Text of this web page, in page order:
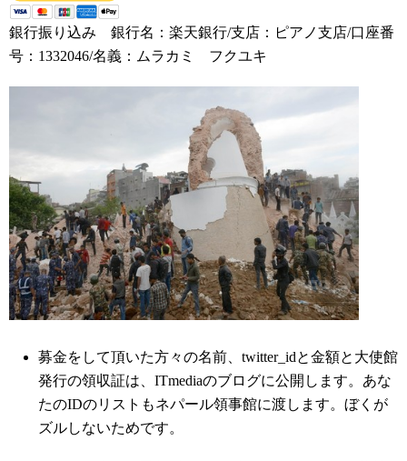
銀行振り込み 銀行名：楽天銀行/支店：ピアノ支店/口座番
号：1332046/名義：ムラカミ フクユキ
募金をして頂いた方々の名前、twitter_idと金額と大使館
発行の領収証は、ITmediaのブログに公開します。あな
たのIDのリストもネパール領事館に渡します。ぼくが
ズルしないためです。